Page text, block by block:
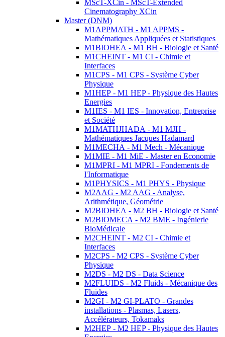
MScT-XCin - MScT-Extended
Cinematography XCin
Master (DNM)
M1APPMATH - M1 APPMS -
Mathématiques Appliquées et Statistiques
M1BIOHEA - M1 BH - Biologie et Santé
M1CHEINT - M1 CI - Chimie et
Interfaces
M1CPS - M1 CPS - Système Cyber
Physique
M1HEP - M1 HEP - Physique des Hautes
Energies
M1IES - M1 IES - Innovation, Entreprise
et Société
M1MATHJHADA - M1 MJH -
Mathématiques Jacques Hadamard
M1MECHA - M1 Mech - Mécanique
M1MIE - M1 MiE - Master en Economie
M1MPRI - M1 MPRI - Fondements de
l'Informatique
M1PHYSICS - M1 PHYS - Physique
M2AAG - M2 AAG - Analyse,
Arithmétique, Géométrie
M2BIOHEA - M2 BH - Biologie et Santé
M2BIOMECA - M2 BME - Ingénierie
BioMédicale
M2CHEINT - M2 CI - Chimie et
Interfaces
M2CPS - M2 CPS - Système Cyber
Physique
M2DS - M2 DS - Data Science
M2FLUIDS - M2 Fluids - Mécanique des
Fluides
M2GI - M2 GI-PLATO - Grandes
installations - Plasmas, Lasers,
Accélérateurs, Tokamaks
M2HEP - M2 HEP - Physique des Hautes